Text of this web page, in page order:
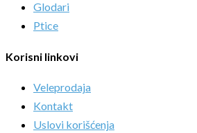
Glodari
Ptice
Korisni linkovi
Veleprodaja
Kontakt
Uslovi korišćenja